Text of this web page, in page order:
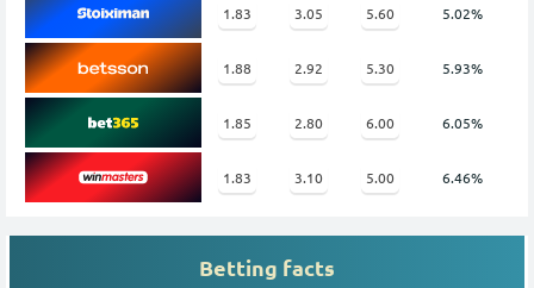
1.83 3.05 5.60 5.02%
1.88 2.92 5.30 5.93%
1.85 2.80 6.00 6.05%
1.83 3.10 5.00 6.46%
Betting facts